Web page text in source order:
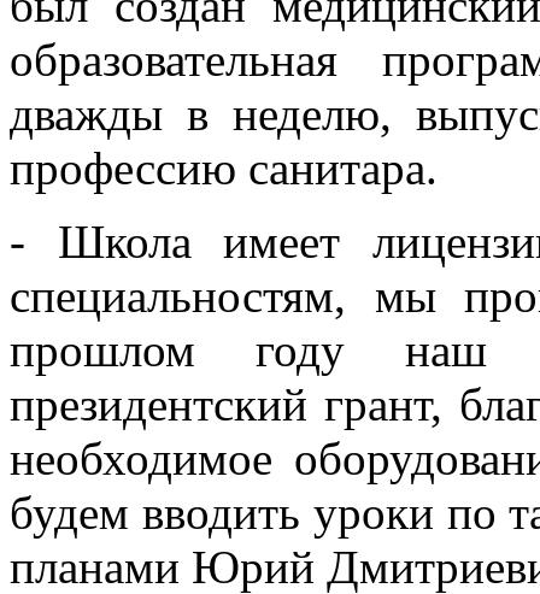
образовательная
дважды в неделю,
профессию санитара.
- Школа имеет
специальностям, мы
прошлом году наш
президентский грант,
необходимое
будем вводить уроки по
планами Юрий